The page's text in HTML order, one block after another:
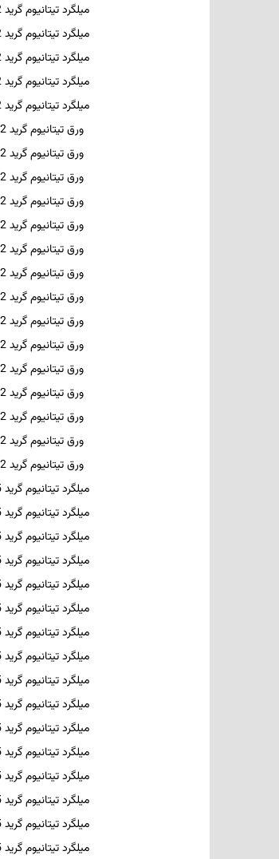
میلگرد تیتانیوم گرید 2
میلگرد تیتانیوم گرید 2
میلگرد تیتانیوم گرید 2
میلگرد تیتانیوم گرید 2
میلگرد تیتانیوم گرید 2
ورق تیتانیوم گرید 2
ورق تیتانیوم گرید 2
ورق تیتانیوم گرید 2
ورق تیتانیوم گرید 2
ورق تیتانیوم گرید 2
ورق تیتانیوم گرید 2
ورق تیتانیوم گرید 2
ورق تیتانیوم گرید 2
ورق تیتانیوم گرید 2
ورق تیتانیوم گرید 2
ورق تیتانیوم گرید 2
ورق تیتانیوم گرید 2
ورق تیتانیوم گرید 2
ورق تیتانیوم گرید 2
ورق تیتانیوم گرید 2
میلگرد تیتانیوم گرید 5
میلگرد تیتانیوم گرید 5
میلگرد تیتانیوم گرید 5
میلگرد تیتانیوم گرید 5
میلگرد تیتانیوم گرید 5
میلگرد تیتانیوم گرید 5
میلگرد تیتانیوم گرید 5
میلگرد تیتانیوم گرید 5
میلگرد تیتانیوم گرید 5
میلگرد تیتانیوم گرید 5
میلگرد تیتانیوم گرید 5
میلگرد تیتانیوم گرید 5
میلگرد تیتانیوم گرید 5
میلگرد تیتانیوم گرید 5
میلگرد تیتانیوم گرید 5
میلگرد تیتانیوم گرید 5